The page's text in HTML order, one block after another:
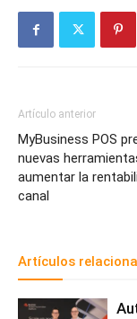
Artículo anterior
MyBusiness POS
nuevas
aumentar la
canal
Artículos